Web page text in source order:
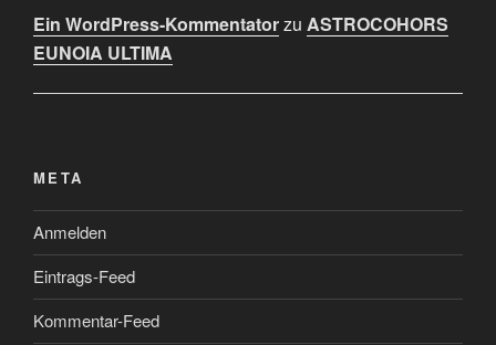
Ein WordPress-Kommentatorzu ASTROCOHORS
EUNOIA ULTIMA
META
Anmelden
Eintrags-Feed
Kommentar-Feed